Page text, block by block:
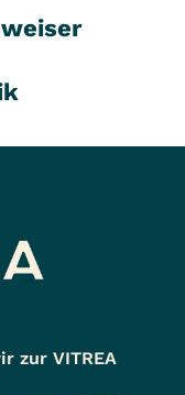
zur VITREA